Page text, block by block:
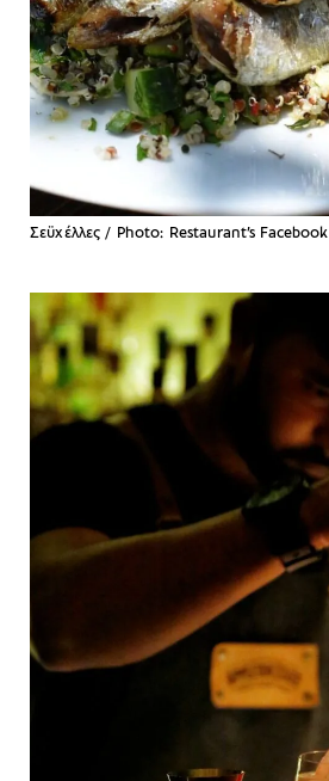
Σεϋχέλλες / Photo: Restaurant’s Facebook